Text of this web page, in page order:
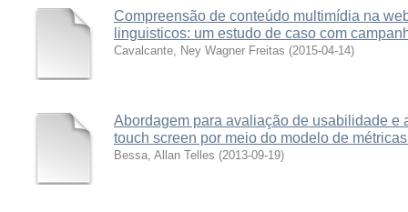
Compreensão de conteúdo multimídia na
linguisticos: um estudo de caso com
Cavalcante, Ney Wagner Freitas (2015-04-14)
Abordagem para avaliação de usabilidade e
touch screen por meio do modelo de
Bessa, Allan Telles (2013-09-19)